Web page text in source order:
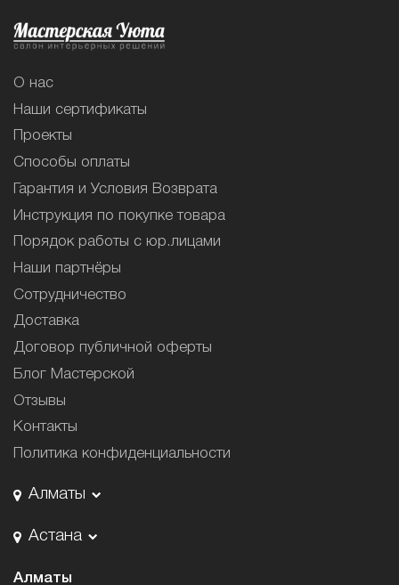
О нас
Наши сертификаты
Проекты
Способы оплаты
Гарантия и Условия Возврата
Инструкция по покупке товара
Порядок работы с юр.лицами
Наши партнёры
Сотрудничество
Доставка
Договор публичной оферты
Блог Мастерской
Отзывы
Контакты
Политика конфиденциальности
Алматы
Астана
Алматы